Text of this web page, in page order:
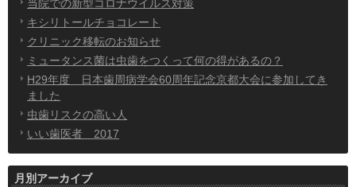
当院での新型コロナウイルス対策
キシリトールチョコレート
クリニック移転のお知らせ
ミュータンス菌は虫歯をつくって何の得があるの？
H29年度 日本歯周病学会60周年記念京都大会に参加してき
ました
虫歯リスクの高い人
いい歯医者 2017
月別アーカイブ